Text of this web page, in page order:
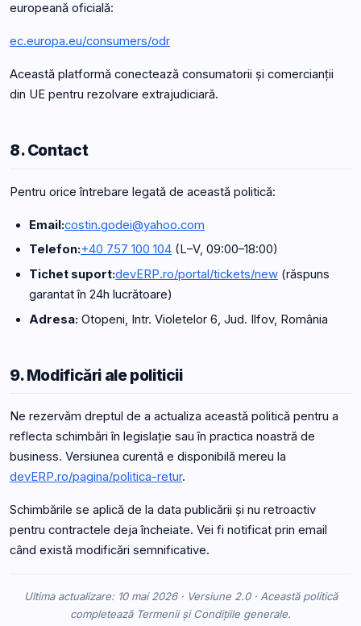
europeană oficială:
ec.europa.eu/consumers/odr
Această platformă conectează consumatorii și comercianții
din UE pentru rezolvare extrajudiciară.
8. Contact
Pentru orice întrebare legată de această politică:
Email:costin.godei@yahoo.com
Telefon:+40 757 100 104 (L–V, 09:00–18:00)
Tichet suport:devERP.ro/portal/tickets/new (răspuns
garantat în 24h lucrătoare)
Adresa: Otopeni, Intr. Violetelor 6, Jud. Ilfov, România
9. Modificări ale politicii
Ne rezervăm dreptul de a actualiza această politică pentru a
reflecta schimbări în legislație sau în practica noastră de
business. Versiunea curentă e disponibilă mereu la
devERP.ro/pagina/politica-retur.
Schimbările se aplică de la data publicării și nu retroactiv
pentru contractele deja încheiate. Vei fi notificat prin email
când există modificări semnificative.
Ultima actualizare: 10 mai 2026 · Versiune 2.0 · Această politică
completează Termenii și Condițiile generale.